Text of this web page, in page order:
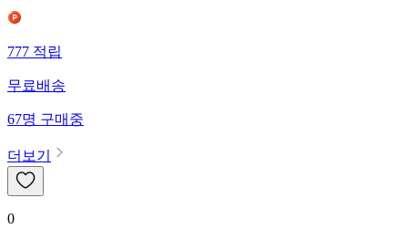
777적립
무료배송
67명구매중
더보기
0